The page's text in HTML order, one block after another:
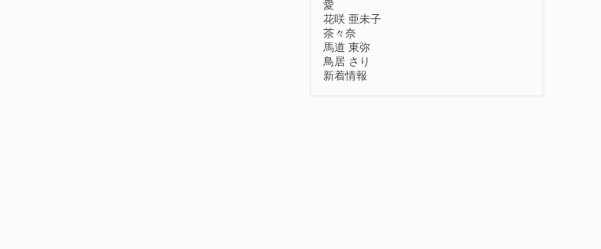
愛
花咲 亜未子
茶々奈
馬道 東弥
鳥居 さり
新着情報